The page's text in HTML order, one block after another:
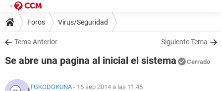
Foros Virus/Seguridad
Tema Anterior Siguiente Tema
Se abre una pagina al inicial el sistema Cerrado
TGKODOKUNA- 16 sep 2014 a las 11:45